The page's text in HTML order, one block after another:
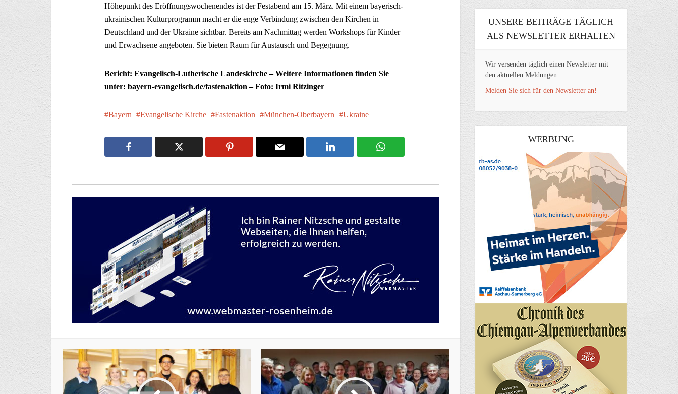
Höhepunkt des Eröffnungswochenendes ist der Festabend am 15. März. Mit einem bayerisch-
ukrainischen Kulturprogramm macht er die enge Verbindung zwischen den Kirchen in
Deutschland und der Ukraine sichtbar. Bereits am Nachmittag werden Workshops für Kinder
und Erwachsene angeboten. Sie bieten Raum für Austausch und Begegnung.
Bericht: Evangelisch-Lutherische Landeskirche – Weitere Informationen finden Sie
unter: bayern-evangelisch.de/fastenaktion – Foto: Irmi Ritzinger
Bayern Evangelische Kirche Fastenaktion München-Oberbayern Ukraine
UNSERE BEITRÄGE TÄGLICH
ALS NEWSLETTER ERHALTEN
Wir versenden täglich einen Newsletter mit
den aktuellen Meldungen.
Melden Sie sich für den Newsletter an!
WERBUNG